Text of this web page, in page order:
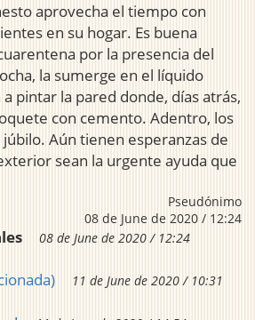
aprovecha el tiempo con
en su hogar. Es buena
por la presencia del
la sumerge en el líquido
pintar la pared donde, días atrás,
con cemento. Adentro, los
Aún tienen esperanzas de
sean la urgente ayuda que
Pseudónimo
08 de June de 2020 / 12:24
08 de June de 2020 / 12:24
11 de June de 2020 / 10:31